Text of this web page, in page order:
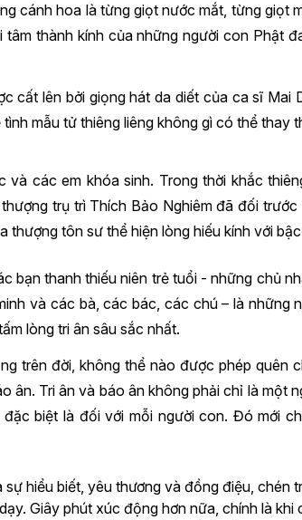
cánh hoa là từng giọt nước mắt, từng giọt
thành kính của những người con Phật
cất lên bởi giọng hát da diết của ca sĩ Mai
mẫu tử thiêng liêng không gì có thể thay
các em khóa sinh. Trong thời khắc
trụ trì Thích Bảo Nghiêm đã đối
thượng tôn sư thể hiện lòng hiếu kính với
bạn thanh thiếu niên trẻ tuổi - những chủ
và các bà, các bác, các chú – là những
lòng tri ân sâu sắc nhất.
trên đời, không thể nào được phép quên
ân. Tri ân và báo ân không phải chỉ là một
biệt là đối với mỗi người con. Đó mới
hiểu biết, yêu thương và đồng điệu, chén
Giây phút xúc động hơn nữa, chính là khi